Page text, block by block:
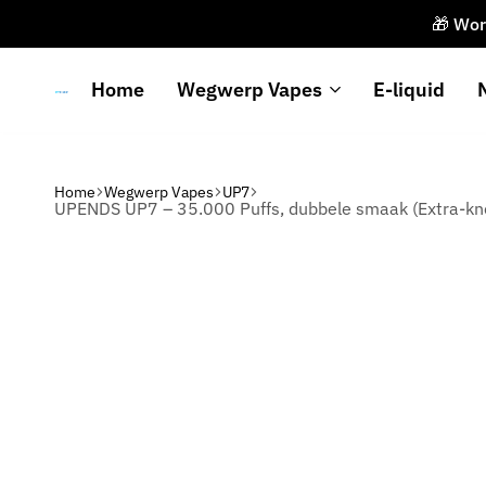
🎁
Home Wegwerp Vapes E-liquid
Home Wegwerp Vapes UP7
UPENDS UP7 – 35.000 Puffs, dubbele smaak (Extra-